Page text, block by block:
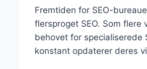
Fremtiden for SEO-
flersproget SEO. Som
behovet for specialiserede
konstant opdaterer deres